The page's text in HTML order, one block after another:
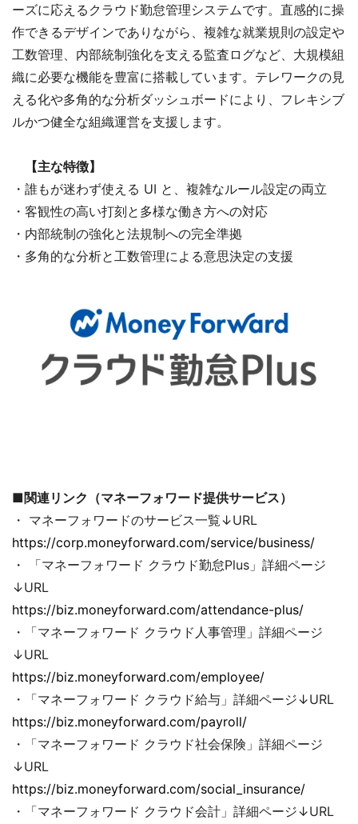
ーズに応えるクラウド勤怠管理システムです。直感的に操
作できるデザインでありながら、複雑な就業規則の設定や
工数管理、内部統制強化を支える監査ログなど、大規模組
織に必要な機能を豊富に搭載しています。テレワークの見
える化や多角的な分析ダッシュボードにより、フレキシブ
ルかつ健全な組織運営を支援します。
【主な特徴】
・誰もが迷わず使える UI と、複雑なルール設定の両立
・客観性の高い打刻と多様な働き方への対応
・内部統制の強化と法規制への完全準拠
・多角的な分析と工数管理による意思決定の支援
■関連リンク（マネーフォワード提供サービス）
・ マネーフォワードのサービス一覧↓URL
https://corp.moneyforward.com/service/business/
・ 「マネーフォワード クラウド勤怠Plus」詳細ページ
↓URL
https://biz.moneyforward.com/attendance-plus/
・「マネーフォワード クラウド人事管理」詳細ページ
↓URL
https://biz.moneyforward.com/employee/
・「マネーフォワード クラウド給与」詳細ページ↓URL
https://biz.moneyforward.com/payroll/
・「マネーフォワード クラウド社会保険」詳細ページ
↓URL
https://biz.moneyforward.com/social_insurance/
・「マネーフォワード クラウド会計」詳細ページ↓URL